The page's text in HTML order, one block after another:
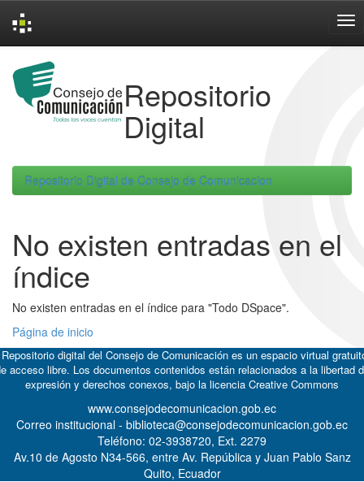
navigation
Repositorio
Digital
Repositorio Digital de Consejo de Comunicacion
No existen entradas en el
índice
No existen entradas en el índice para "Todo DSpace".
Página de inicio
digital del Consejo de Comunicación es un espacio virtual
acceso libre. Los documentos contenidos están relacionados a la libertad
expresión y derechos conexos, bajo la licencia Creative Commons
www.consejodecomunicacion.gob.ec
Correo institucional - biblioteca@consejodecomunicacion.gob.ec
Teléfono: 02-3938720, Ext. 2279
Av.10 de Agosto N34-566, entre Av. República y Juan Pablo Sanz
Quito, Ecuador